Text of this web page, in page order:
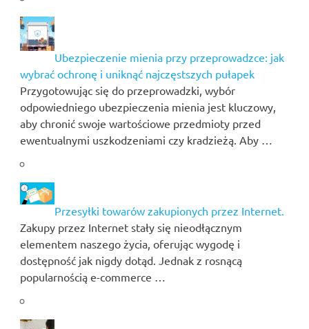
Ubezpieczenie mienia przy przeprowadzce: jak
wybrać ochronę i uniknąć najczęstszych pułapek
Przygotowując się do przeprowadzki, wybór
odpowiedniego ubezpieczenia mienia jest kluczowy,
aby chronić swoje wartościowe przedmioty przed
ewentualnymi uszkodzeniami czy kradzieżą. Aby …
Przesyłki towarów zakupionych przez Internet.
Zakupy przez Internet stały się nieodłącznym
elementem naszego życia, oferując wygodę i
dostępność jak nigdy dotąd. Jednak z rosnącą
popularnością e-commerce …